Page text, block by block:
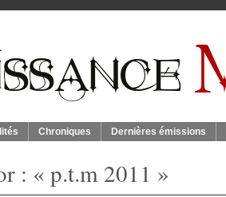
Chroniques Dernières émissions
: « p.t.m 2011 »